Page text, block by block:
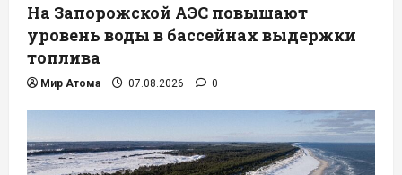
На Запорожской АЭС повышают
уровень воды в бассейнах выдержки
топлива
Мир Атома 07.08.2026 0